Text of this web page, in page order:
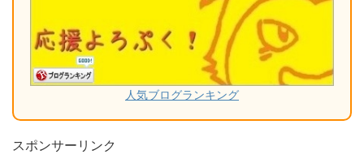
人気ブログランキング
スポンサーリンク